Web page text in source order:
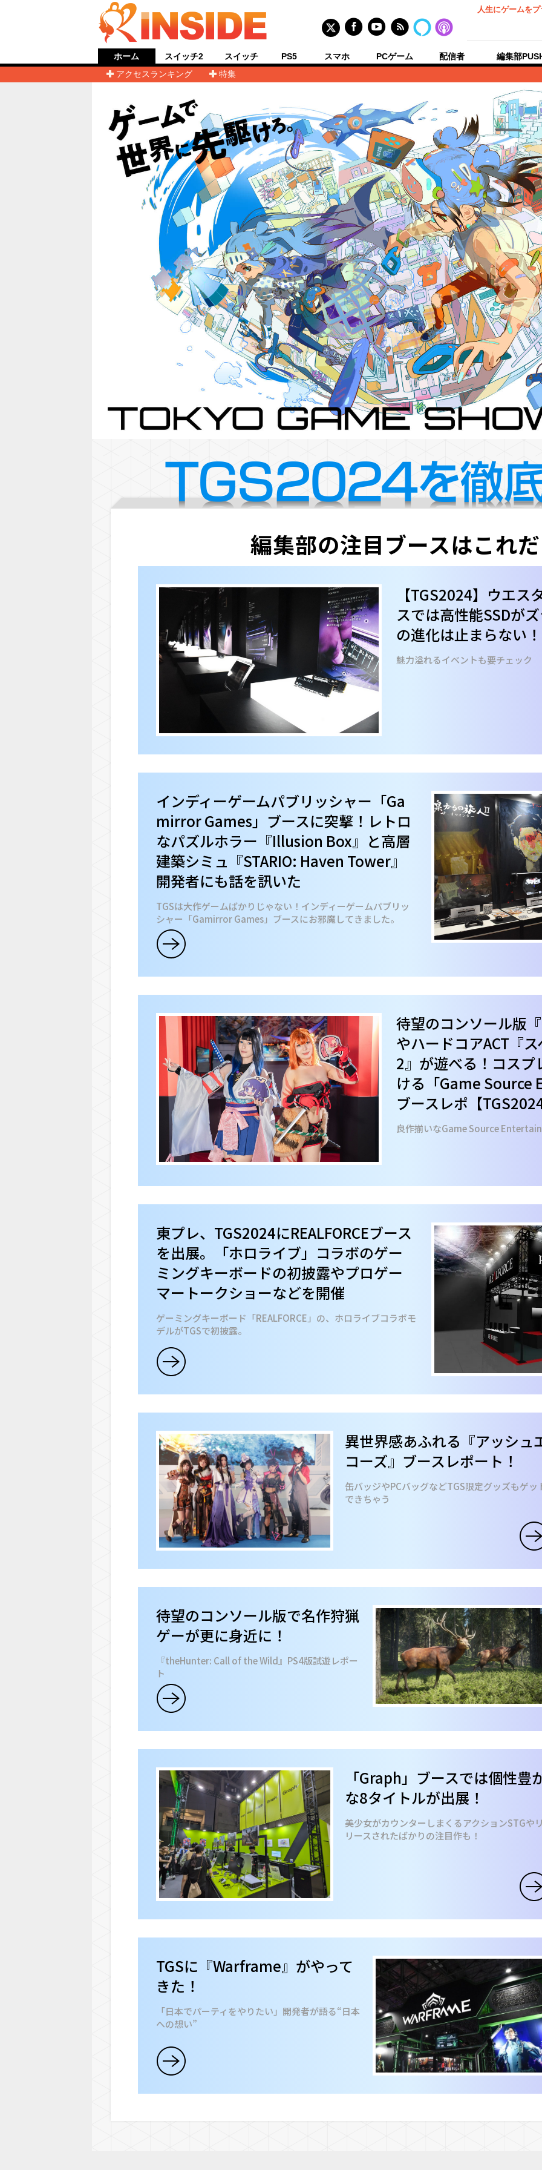
人生にゲームを
ホーム
アクセスランキング
特集
スイッチ2 スイッチ PS5 スマホ PCゲーム 配信者 編集部
編集部の注目ブースはこれ
【TGS2024】ウエス
スでは高性能SSDが
の進化は止まらない！
魅力溢れるイベントも要チェック
インディーゲームパブリッシャー「Ga
mirror Games」ブースに突撃！レトロ
なパズルホラー『Illusion Box』と高層
建築シミュ『STARIO: Haven Tower』
開発者にも話を訊いた
TGSは大作ゲームばかりじゃない！インディーゲームパブリッ
シャー「Gamirror Games」ブースにお邪魔してきました。
待望のコンソール版
やハードコアACT『
2』が遊べる！コスプ
ける「Game
ブースレポ【
良作揃いなGame Source
東プレ、TGS2024にREALFORCEブース
を出展。「ホロライブ」コラボのゲー
ミングキーボードの初披露やプロゲー
マートークショーなどを開催
ゲーミングキーボード「REALFORCE」の、ホロライブコラボモ
デルがTGSで初披露。
異世界感あふれる『アッシュ
コーズ』ブースレポート！
缶バッジやPCバッグなどTGS限定グッズもゲッ
できちゃう
待望のコンソール版で名作狩猟
ゲーが更に身近に！
『theHunter: Call of the Wild』PS4版試遊レポー
ト
「Graph」ブースでは個性豊
な8タイトルが出展！
美少女がカウンターしまくるアクションSTGや
リースされたばかりの注目作も！
TGSに『Warframe』がやって
きた！
「日本でパーティをやりたい」開発者が語る“日本
への想い”